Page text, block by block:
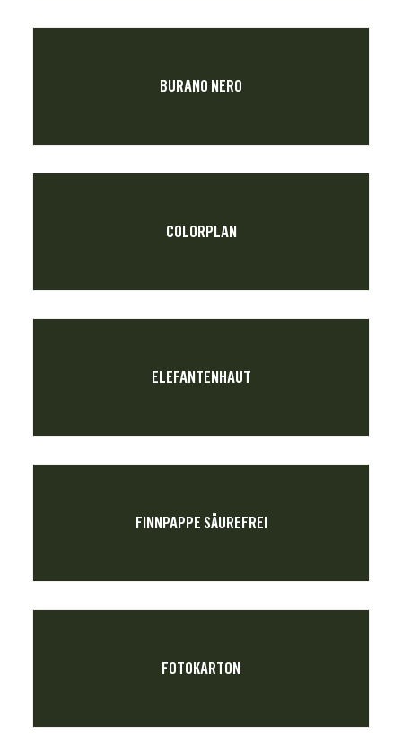
BURANO NERO
COLORPLAN
ELEFANTENHAUT
FINNPAPPE SÄUREFREI
FOTOKARTON